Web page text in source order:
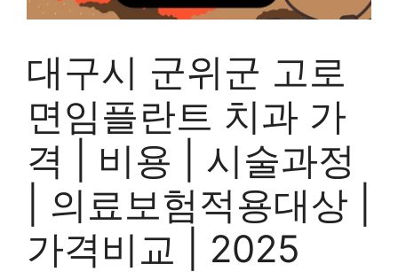
대구시 군위군 고로
면임플란트 치과 가
격 | 비용 | 시술과정
| 의료보험적용대상 |
가격비교 | 2025